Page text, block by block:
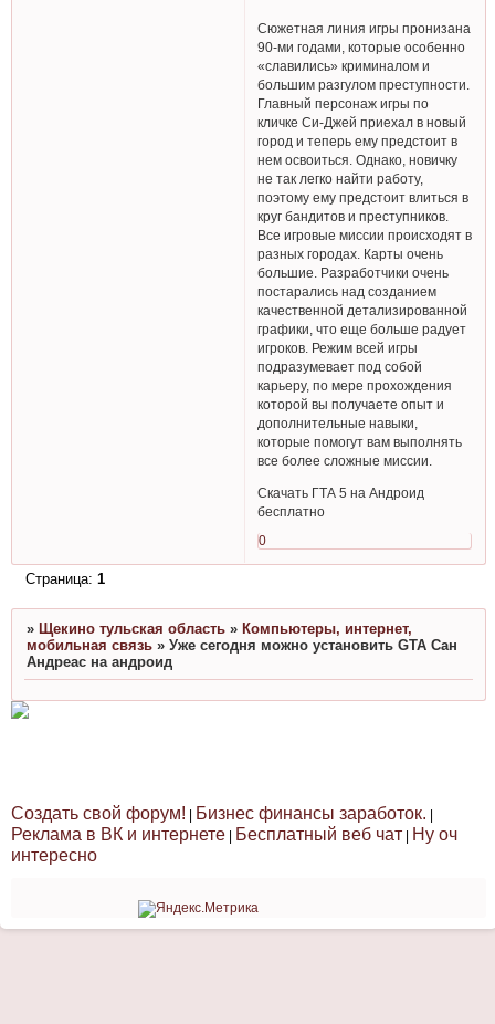
Сюжетная линия игры пронизана
90-ми годами, которые особенно
«славились» криминалом и
большим разгулом преступности.
Главный персонаж игры по
кличке Си-Джей приехал в новый
город и теперь ему предстоит в
нем освоиться. Однако, новичку
не так легко найти работу,
поэтому ему предстоит влиться в
круг бандитов и преступников.
Все игровые миссии происходят в
разных городах. Карты очень
большие. Разработчики очень
постарались над созданием
качественной детализированной
графики, что еще больше радует
игроков. Режим всей игры
подразумевает под собой
карьеру, по мере прохождения
которой вы получаете опыт и
дополнительные навыки,
которые помогут вам выполнять
все более сложные миссии.
Скачать ГТА 5 на Андроид
бесплатно
0
Страница: 1
» Щекино тульская область » Компьютеры, интернет,
мобильная связь » Уже сегодня можно установить GTA Сан
Андреас на андроид
Создать свой форум! | Бизнес финансы заработок. |
Реклама в ВК и интернете | Бесплатный веб чат | Ну оч
интересно